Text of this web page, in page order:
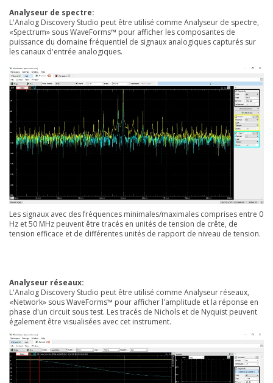
Analyseur de spectre:
L'Analog Discovery Studio peut être utilisé comme Analyseur de spectre,
«Spectrum» sous WaveForms™ pour afficher les composantes de
puissance du domaine fréquentiel de signaux analogiques capturés sur
les canaux d'entrée analogiques.
Les signaux avec des fréquences minimales/maximales comprises entre 0
Hz et 50 MHz peuvent être tracés en unités de tension de crête, de
tension efficace et de différentes unités de rapport de niveau de tension.
Analyseur réseaux:
L'Analog Discovery Studio peut être utilisé comme Analyseur réseaux,
«Network» sous WaveForms™ pour afficher l'amplitude et la réponse en
phase d'un circuit sous test. Les tracés de Nichols et de Nyquist peuvent
également être visualisées avec cet instrument.